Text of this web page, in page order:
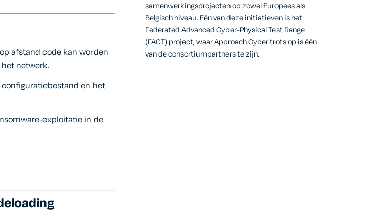
afstand code kan worden
het netwerk.
configuratiebestand en het
exploitatie in de
samenwerkingsprojecten op zowel Europees als
Belgisch niveau. Eén van deze initiatieven is het
Federated Advanced Cyber-Physical Test Range
(FACT) project, waar Approach Cyber trots op is één
van de consortiumpartners te zijn.